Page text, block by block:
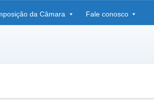
da Câmara Fale conosco